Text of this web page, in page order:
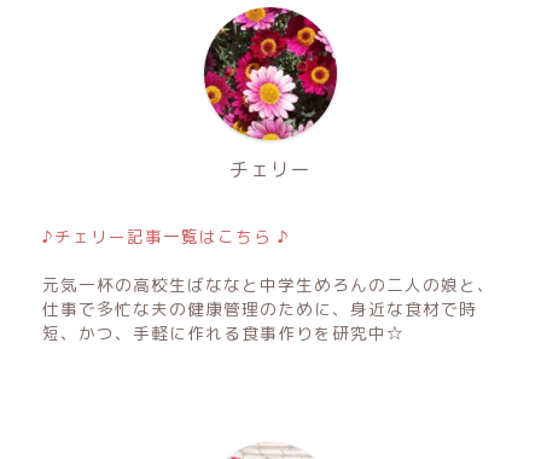
チェリー
♪チェリー記事一覧はこちら ♪
元気一杯の高校生ばななと中学生めろんの二人の娘と、
仕事で多忙な夫の健康管理のために、身近な食材で時
短、かつ、手軽に作れる食事作りを研究中☆